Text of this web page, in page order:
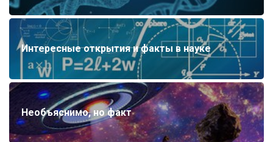
Интересные открытия и факты в науке
Необъяснимо, но факт